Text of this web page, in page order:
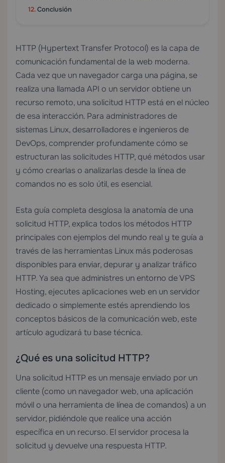
Conclusión
HTTP (Hypertext Transfer Protocol) es la capa de
comunicación fundamental de la web moderna.
Cada vez que un navegador carga una página, se
realiza una llamada API o un servidor obtiene un
recurso remoto, una solicitud HTTP está en el núcleo
de esa interacción. Para administradores de
sistemas Linux, desarrolladores e ingenieros de
DevOps, comprender profundamente cómo se
estructuran las solicitudes HTTP, qué métodos usar
y cómo crearlas o analizarlas desde la línea de
comandos no es solo útil, es esencial.
Esta guía completa desglosa la anatomía de una
solicitud HTTP, explica todos los métodos HTTP
principales con ejemplos del mundo real y te guía a
través de las herramientas Linux más poderosas
disponibles para enviar, depurar y analizar tráfico
HTTP. Ya sea que administres un entorno deVPS
Hosting, ejecutes aplicaciones web en un servidor
dedicado o simplemente estés aprendiendo los
conceptos básicos de la comunicación web, este
artículo agudizará tu base técnica.
¿Qué es una solicitud HTTP?
Una solicitud HTTP es un mensaje enviado por un
cliente (como un navegador web, una aplicación
móvil o una herramienta de línea de comandos) a un
servidor, pidiéndole que realice una acción
específica en un recurso. El servidor procesa la
solicitud y devuelve una respuesta HTTP.